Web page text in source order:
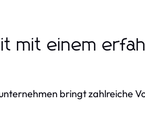
mit einem
bringt zahlreiche